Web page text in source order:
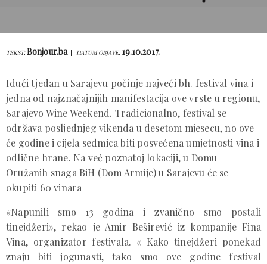
TEKST:Bonjour.ba DATUM OBJAVE: 19.10.2017.
Idući tjedan u Sarajevu počinje najveći bh. festival vina i
jedna od najznačajnijih manifestacija ove vrste u regionu,
Sarajevo Wine Weekend. Tradicionalno, festival se
održava posljednjeg vikenda u desetom mjesecu, no ove
će godine i cijela sedmica biti posvećena umjetnosti vina i
odlične hrane. Na već poznatoj lokaciji, u Domu
Oružanih snaga BiH (Dom Armije) u Sarajevu će se
okupiti 60 vinara
«Napunili smo 13 godina i zvanično smo postali
tinejdžeri», rekao je Amir Beširević iz kompanije Fina
Vina, organizator festivala. « Kako tinejdžeri ponekad
znaju biti jogunasti, tako smo ove godine festival